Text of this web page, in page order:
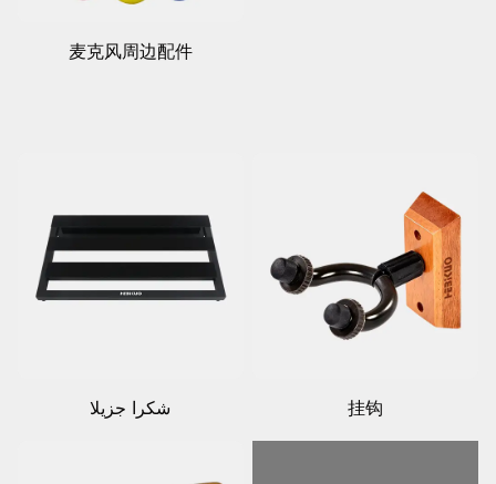
麦克风周边配件
شكرا جزيلا 挂钩